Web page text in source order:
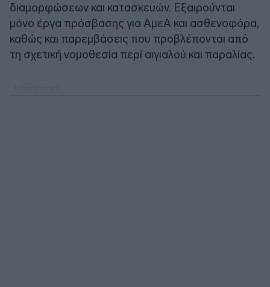
διαμορφώσεων και κατασκευών. Εξαιρούνται
μόνο έργα πρόσβασης για ΑμεΑ και ασθενοφόρα,
καθώς και παρεμβάσεις που προβλέπονται από
τη σχετική νομοθεσία περί αιγιαλού και παραλίας.